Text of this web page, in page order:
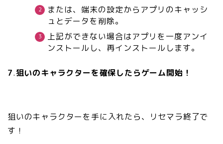
または、端末の設定からアプリのキャッシ
ュとデータを削除。
上記ができない場合はアプリを一度アンイ
ンストールし、再インストールします。
7.狙いのキャラクターを確保したらゲーム開始！
狙いのキャラクターを手に入れたら、リセマラ終了で
す！